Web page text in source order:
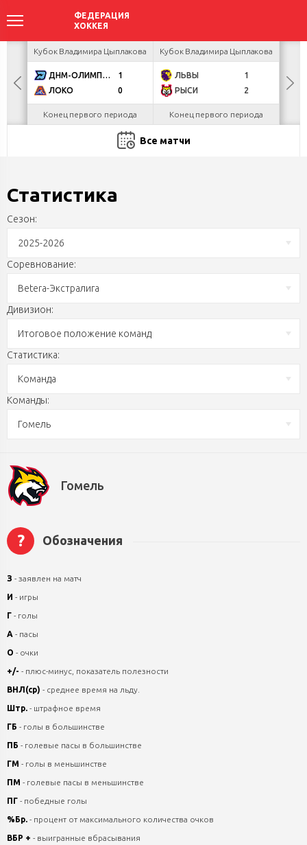
Кубок Владимира Цыплакова
ДНМ-ОЛИМПИК
1
ЛОКО
0
Конец первого периода
Кубок Владимира Цыплакова
ЛЬВЫ
1
РЫСИ
2
Конец первого периода
Все матчи
Статистика
Сезон:
2025-2026
Соревнование:
Betera-Экстралига
Дивизион:
Итоговое положение команд
Статистика:
Команда
Команды:
Гомель
Гомель
? Обозначения
З - заявлен на матч
И - игры
Г - голы
А - пасы
О - очки
+/- - плюс-минус, показатель полезности
ВНЛ(ср) - среднее время на льду.
Штр. - штрафное время
ГБ - голы в большинстве
ПБ - голевые пасы в большинстве
ГМ - голы в меньшинстве
ПМ - голевые пасы в меньшинстве
ПГ - победные голы
%Бр. - процент от максимального количества очков
ВБР + - выигранные вбрасывания